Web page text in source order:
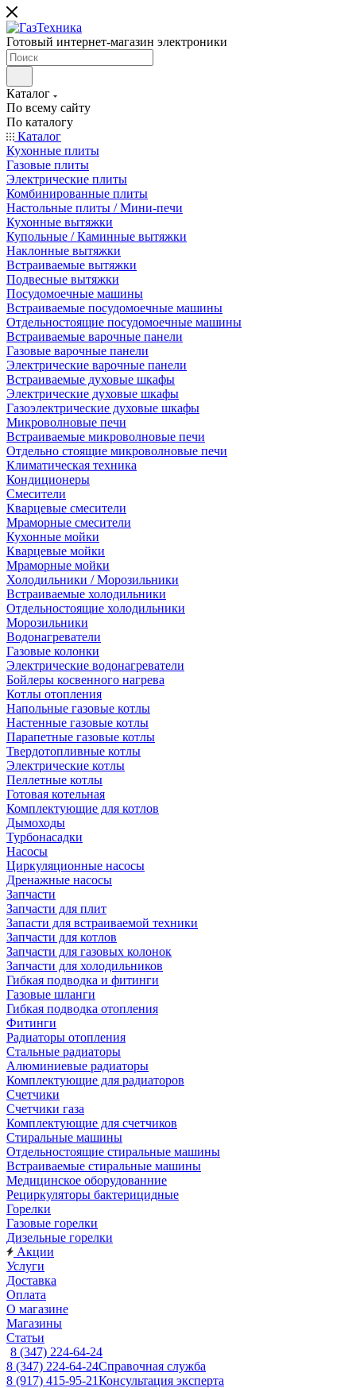
Готовый интернет-магазин электроники
Каталог
По всему сайту
По каталогу
Каталог
Кухонные плиты
Газовые плиты
Электрические плиты
Комбинированные плиты
Настольные плиты / Мини-печи
Кухонные вытяжки
Купольные / Каминные вытяжки
Наклонные вытяжки
Встраиваемые вытяжки
Подвесные вытяжки
Посудомоечные машины
Встраиваемые посудомоечные машины
Отдельностоящие посудомоечные машины
Встраиваемые варочные панели
Газовые варочные панели
Электрические варочные панели
Встраиваемые духовые шкафы
Электрические духовые шкафы
Газоэлектрические духовые шкафы
Микроволновые печи
Встраиваемые микроволновые печи
Отдельно стоящие микроволновые печи
Климатическая техника
Кондиционеры
Смесители
Кварцевые смесители
Мраморные смесители
Кухонные мойки
Кварцевые мойки
Мраморные мойки
Холодильники / Морозильники
Встраиваемые холодильники
Отдельностоящие холодильники
Морозильники
Водонагреватели
Газовые колонки
Электрические водонагреватели
Бойлеры косвенного нагрева
Котлы отопления
Напольные газовые котлы
Настенные газовые котлы
Парапетные газовые котлы
Твердотопливные котлы
Электрические котлы
Пеллетные котлы
Готовая котельная
Комплектующие для котлов
Дымоходы
Турбонасадки
Насосы
Циркуляционные насосы
Дренажные насосы
Запчасти
Запчасти для плит
Запасти для встраиваемой техники
Запчасти для котлов
Запчасти для газовых колонок
Запчасти для холодильников
Гибкая подводка и фитинги
Газовые шланги
Гибкая подводка отопления
Фитинги
Радиаторы отопления
Стальные радиаторы
Алюминиевые радиаторы
Комплектующие для радиаторов
Счетчики
Счетчики газа
Комплектующие для счетчиков
Стиральные машины
Отдельностоящие стиральные машины
Встраиваемые стиральные машины
Медицинское оборудованние
Рециркуляторы бактерицидные
Горелки
Газовые горелки
Дизельные горелки
Акции
Услуги
Доставка
Оплата
О магазине
Магазины
Статьи
8 (347) 224-64-24
8 (347) 224-64-24Справочная служба
8 (917) 415-95-21Консультация эксперта